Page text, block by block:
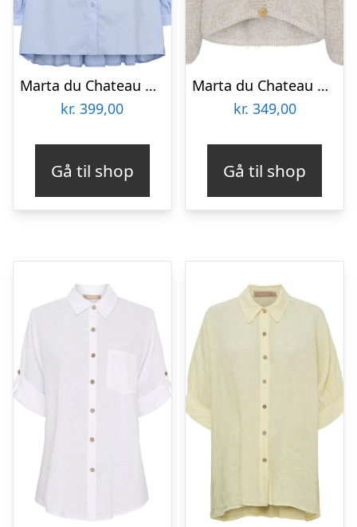
Marta du Chateau dame skjorte MdcJoelle 268191 – LightBlue14
kr. 399,00
Gå til shop
Marta du Chateau dame strik MdcDakota 809 – Fango
kr. 349,00
Gå til shop